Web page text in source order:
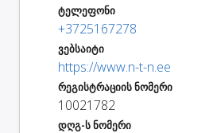
ტელეფონი
+3725167278
ვებსაიტი
https://www.n-t-n.ee
რეგისტრაციის ნომერი
10021782
დღგ-ს ნომერი